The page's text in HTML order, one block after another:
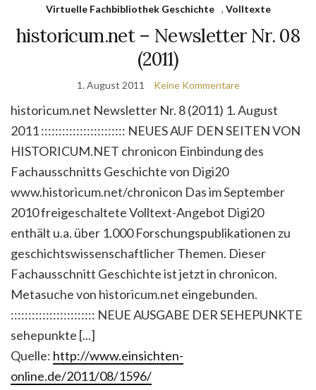
Virtuelle Fachbibliothek Geschichte
, Volltexte
historicum.net – Newsletter Nr. 08
(2011)
1. August 2011 Keine Kommentare
historicum.net Newsletter Nr. 8 (2011) 1. August
2011 :::::::::::::::::::::::: NEUES AUF DEN SEITEN VON
HISTORICUM.NET chronicon Einbindung des
Fachausschnitts Geschichte von Digi20
www.historicum.net/chronicon Das im September
2010 freigeschaltete Volltext-Angebot Digi20
enthält u.a. über 1.000 Forschungspublikationen zu
geschichtswissenschaftlicher Themen. Dieser
Fachausschnitt Geschichte ist jetzt in chronicon.
Metasuche von historicum.net eingebunden.
:::::::::::::::::::::::: NEUE AUSGABE DER SEHEPUNKTE
sehepunkte [...]
Quelle: http://www.einsichten-
online.de/2011/08/1596/